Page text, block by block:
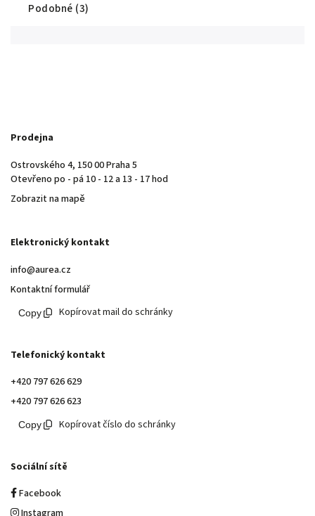
Podobné (3)
Prodejna
Ostrovského 4, 150 00 Praha 5
Otevřeno po - pá 10 - 12 a 13 - 17 hod
Zobrazit na mapě
Elektronický kontakt
info@aurea.cz
Kontaktní formulář
Kopírovat mail do schránky
Telefonický kontakt
+420 797 626 629
+420 797 626 623
Kopírovat číslo do schránky
Sociální sítě
Facebook